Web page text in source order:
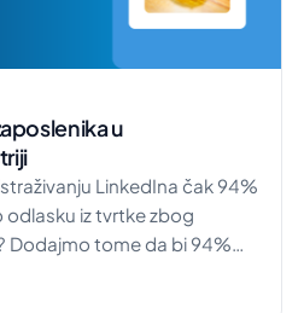
u
LinkedIna čak 94%
odlasku iz tvrtke zbog
Dodajmo tome da bi 94%
da im se pruže nove